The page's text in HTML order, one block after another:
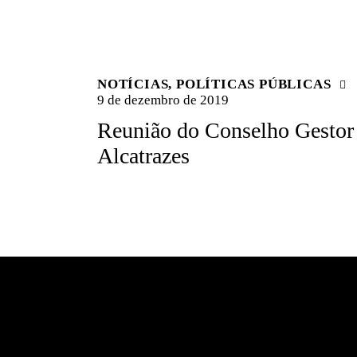
NOTÍCIAS,POLÍTICAS PÚBLICAS
9 de dezembro de 2019
Reunião do Conselho
Alcatrazes